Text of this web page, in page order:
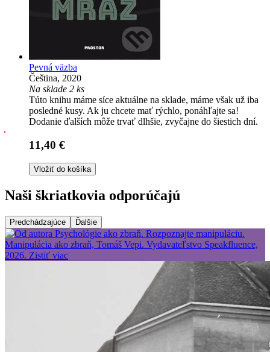
Pevná väzba
Čeština, 2020
Na sklade 2 ks
Túto knihu máme síce aktuálne na sklade, máme však už iba
posledné kusy. Ak ju chcete mať rýchlo, ponáhľajte sa!
Dodanie ďalších môže trvať dlhšie, zvyčajne do šiestich dní.
11,40 €
Vložiť do košíka
Naši škriatkovia odporúčajú
Predchádzajúce Ďalšie